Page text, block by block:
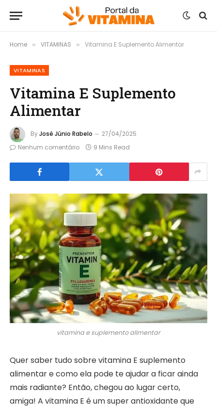
Home » VITAMINAS » Vitamina E Suplemento Alimentar
VITAMINAS
Vitamina E Suplemento
Alimentar
ByJosé Júnio Rabelo
27/04/2025
Nenhum comentário
9 Mins Read
vitamina e suplemento alimentar
Quer saber tudo sobre vitamina E suplemento
alimentar e como ela pode te ajudar a ficar ainda
mais radiante? Então, chegou ao lugar certo,
amiga! A vitamina E é um super antioxidante que